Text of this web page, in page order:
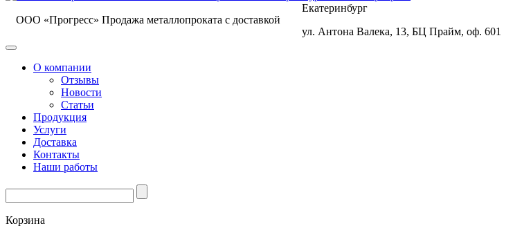
ООО «Прогресс» Продажа металлопроката с доставкой
Екатеринбург
ул. Антона Валека, 13, БЦ Прайм, оф. 601
О компании
Отзывы
Новости
Статьи
Продукция
Услуги
Доставка
Контакты
Наши работы
Корзина